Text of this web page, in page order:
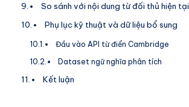
So sánh với nội dung từ đối thủ hiện tại
Phụ lục kỹ thuật và dữ liệu bổ sung
Đầu vào API từ điển Cambridge
Dataset ngữ nghĩa phân tích
Kết luận